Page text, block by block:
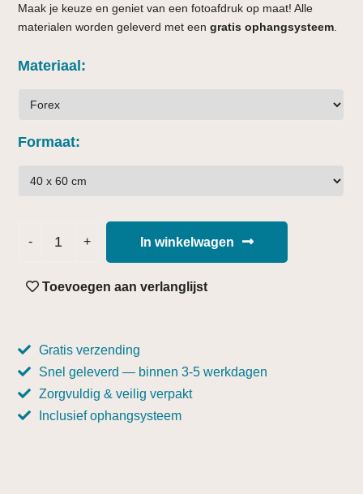
Maak je keuze en geniet van een fotoafdruk op maat! Alle
materialen worden geleverd met eengratis ophangsysteem
Materiaal
Formaat
In winkelwagen
Toevoegen aan verlanglijst
Gratis verzending
Snel geleverd — binnen 3-5 werkdagen
Zorgvuldig & veilig verpakt
Inclusief ophangsysteem